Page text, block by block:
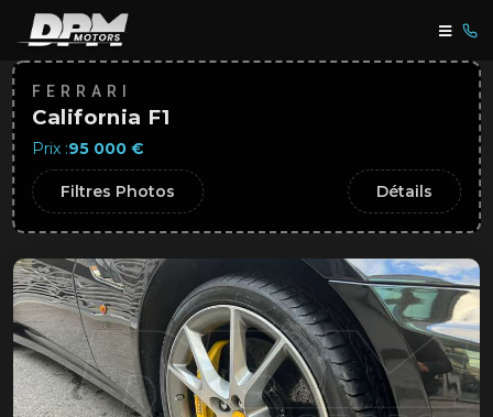
FERRARI
California F1
Prix :95 000 €
Filtres Photos Détails